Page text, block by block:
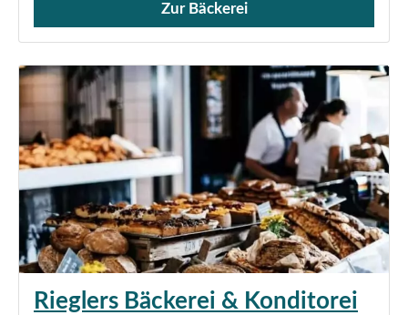
Verkauf von Brötchen,
Zur Bäckerei
Rieglers Bäckerei & Konditorei